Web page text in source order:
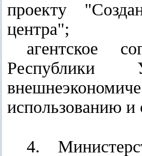
проекту
центра";
агентское
Республики
использованию
4.